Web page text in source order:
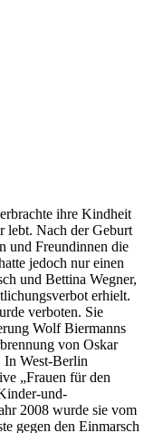
ihre Kindheit
lebt. Nach der Geburt
und Freundinnen die
jedoch nur einen
und Bettina Wegner,
erhielt.
verboten. Sie
Wolf Biermanns
von Oskar
West-Berlin
„Frauen für den
und-
2008 wurde sie vom
gegen den Einmarsch